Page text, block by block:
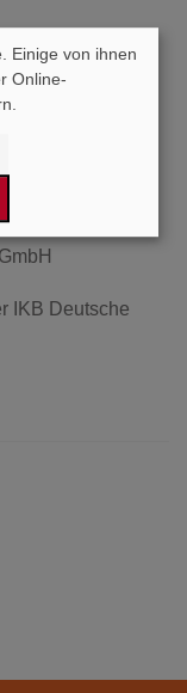
des
IKB Deutsche
Einige von ihnen
Online-